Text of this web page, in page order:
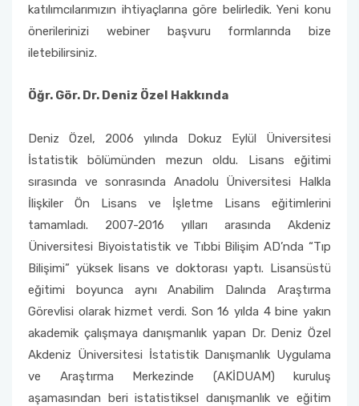
katılımcılarımızın ihtiyaçlarına göre belirledik. Yeni konu
önerilerinizi webiner başvuru formlarında bize
iletebilirsiniz.
Öğr. Gör. Dr. Deniz Özel Hakkında
Deniz Özel, 2006 yılında Dokuz Eylül Üniversitesi
İstatistik bölümünden mezun oldu. Lisans eğitimi
sırasında ve sonrasında Anadolu Üniversitesi Halkla
İlişkiler Ön Lisans ve İşletme Lisans eğitimlerini
tamamladı. 2007-2016 yılları arasında Akdeniz
Üniversitesi Biyoistatistik ve Tıbbi Bilişim AD’nda “Tıp
Bilişimi” yüksek lisans ve doktorası yaptı. Lisansüstü
eğitimi boyunca aynı Anabilim Dalında Araştırma
Görevlisi olarak hizmet verdi. Son 16 yılda 4 bine yakın
akademik çalışmaya danışmanlık yapan Dr. Deniz Özel
Akdeniz Üniversitesi İstatistik Danışmanlık Uygulama
ve Araştırma Merkezinde (AKİDUAM) kuruluş
aşamasından beri istatistiksel danışmanlık ve eğitim